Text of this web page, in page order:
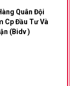
Quân Đội
Cp Đầu Tư Và
(Bidv )